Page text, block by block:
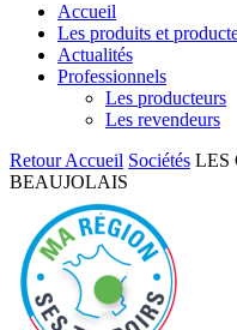
Accueil
Les produits et
Actualités
Professionnels
Les producteurs
Les revendeurs
RetourAccueil Sociétés LES
BEAUJOLAIS